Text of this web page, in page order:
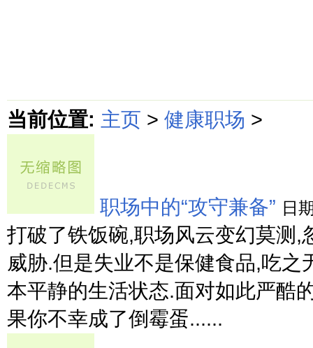
当前位置: 主页 > 健康职场 >
职场中的“攻守兼备” 日
打破了铁饭碗,职场风云变幻莫测
威胁.但是失业不是保健食品,吃
本平静的生活状态.面对如此严酷
果你不幸成了倒霉蛋......